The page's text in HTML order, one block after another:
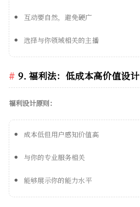
互动要自然，避免硬广
选择与你领域相关的主播
9. 福利法：低成本高价值设计
福利设计原则：
成本低但用户感知价值高
与你的专业服务相关
能够展示你的能力水平